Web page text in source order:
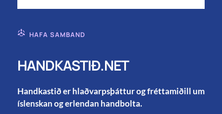
HAFA SAMBAND
HANDKASTIÐ.NET
Handkastið er hlaðvarpsþáttur og fréttamiðill um
íslenskan og erlendan handbolta.